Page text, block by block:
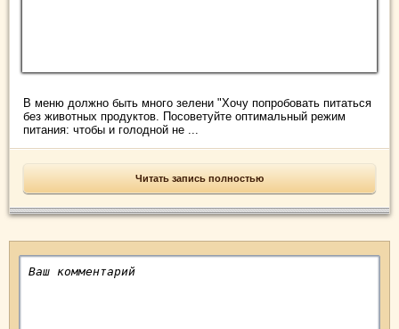
В меню должно быть много зелени "Хочу попробовать питаться
без животных продуктов. Посоветуйте оптимальный режим
питания: чтобы и голодной не ...
Читать запись полностью